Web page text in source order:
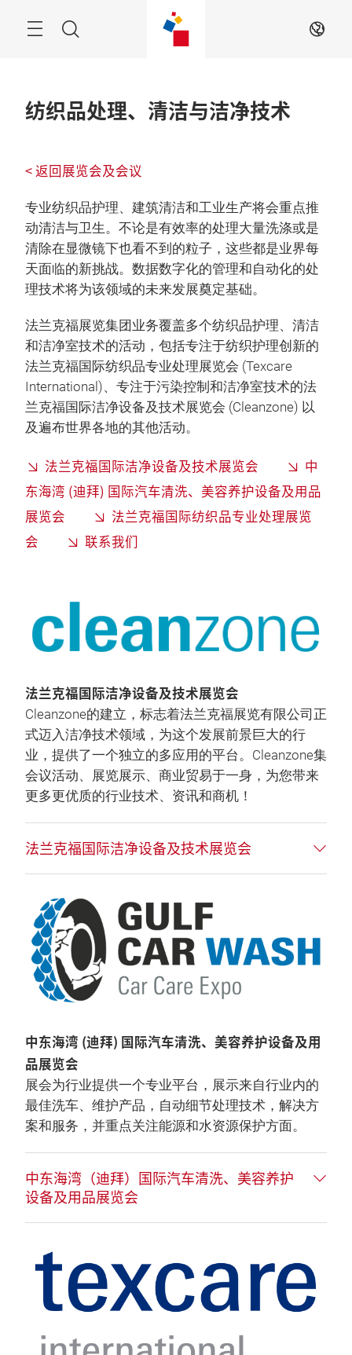
ZH
纺织品处理、清洁与洁净技术
< 返回展览会及会议
专业纺织品护理、建筑清洁和工业生产将会重点推
动清洁与卫生。不论是有效率的处理大量洗涤或是
清除在显微镜下也看不到的粒子，这些都是业界每
天面临的新挑战。数据数字化的管理和自动化的处
理技术将为该领域的未来发展奠定基础。
法兰克福展览集团业务覆盖多个纺织品护理、清洁
和洁净室技术的活动，包括专注于纺织护理创新的
法兰克福国际纺织品专业处理展览会 (Texcare
International)、专注于污染控制和洁净室技术的法
兰克福国际洁净设备及技术展览会 (Cleanzone) 以
及遍布世界各地的其他活动。
法兰克福国际洁净设备及技术展览会
中
东海湾 (迪拜) 国际汽车清洗、美容养护设备及用品
展览会
法兰克福国际纺织品专业处理展览
会
联系我们
法兰克福国际洁净设备及技术展览会
Cleanzone的建立，标志着法兰克福展览有限公司正
式迈入洁净技术领域，为这个发展前景巨大的行
业，提供了一个独立的多应用的平台。Cleanzone集
会议活动、展览展示、商业贸易于一身，为您带来
更多更优质的行业技术、资讯和商机！
法兰克福国际洁净设备及技术展览会
中东海湾 (迪拜) 国际汽车清洗、美容养护设备及用
品展览会
展会为行业提供一个专业平台，展示来自行业内的
最佳洗车、维护产品，自动细节处理技术，解决方
案和服务，并重点关注能源和水资源保护方面。
中东海湾（迪拜）国际汽车清洗、美容养护
设备及用品展览会